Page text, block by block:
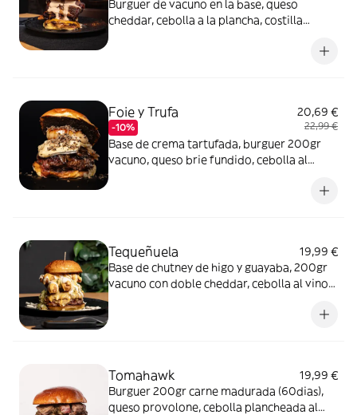
Burguer de vacuno en la base, queso
cheddar, cebolla a la plancha, costilla
Foie y Trufa
-10%
20,69 €
22,99 €
Base de crema tartufada, burguer 200gr
vacuno, queso brie fundido, cebolla al
Tequeñuela
19,99 €
Base de chutney de higo y guayaba, 200gr
vacuno con doble cheddar, cebolla al vino
Tomahawk
19,99 €
Burguer 200gr carne madurada (60dias),
queso provolone, cebolla plancheada al